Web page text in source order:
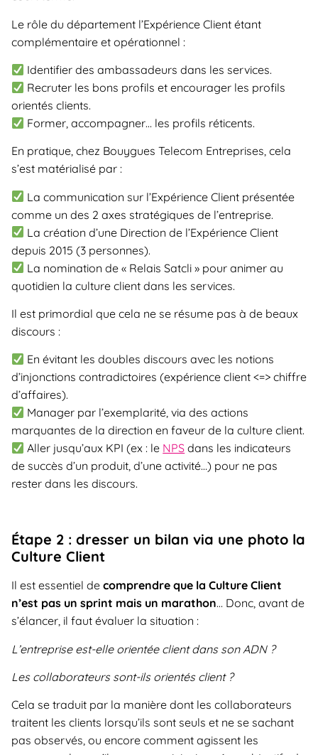
Le rôle du département l’Expérience Client étant
complémentaire et opérationnel :
Identifier des ambassadeurs dans les services.
Recruter les bons profils et encourager les profils
orientés clients.
Former, accompagner… les profils réticents.
En pratique, chez Bouygues Telecom Entreprises, cela
s’est matérialisé par :
La communication sur l’Expérience Client présentée
comme un des 2 axes stratégiques de l’entreprise.
La création d’une Direction de l’Expérience Client
depuis 2015 (3 personnes).
La nomination de « Relais Satcli » pour animer au
quotidien la culture client dans les services.
Il est primordial que cela ne se résume pas à de beaux
discours :
En évitant les doubles discours avec les notions
d’injonctions contradictoires (expérience client <=> chiffre
d’affaires).
Manager par l’exemplarité, via des actions
marquantes de la direction en faveur de la culture client.
Aller jusqu’aux KPI (ex : le NPS dans les indicateurs
de succès d’un produit, d’une activité…) pour ne pas
rester dans les discours.
Étape 2 : dresser un bilan via une photo la
Culture Client
Il est essentiel de comprendre que la Culture Client
n’est pas un sprint mais un marathon… Donc, avant de
s’élancer, il faut évaluer la situation :
L’entreprise est-elle orientée client dans son ADN ?
Les collaborateurs sont-ils orientés client ?
Cela se traduit par la manière dont les collaborateurs
traitent les clients lorsqu’ils sont seuls et ne se sachant
pas observés, ou encore comment agissent les